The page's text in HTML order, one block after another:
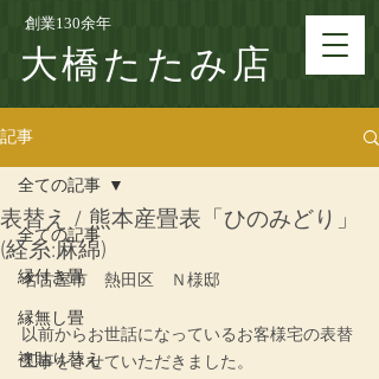
創業130余年
大橋たたみ店
記事
全ての記事
縁付き畳
縁無し畳
襖貼り替え
全ての記事
表替え / 熊本産畳表「ひのみどり」
(経糸:麻綿)
名古屋市　熱田区　Ｎ様邸
以前からお世話になっているお客様宅の表替
工事をさせていただきました。